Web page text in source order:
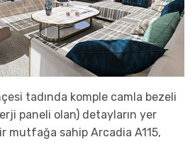
tadında komple camla bezeli
paneli olan) detayların yer
mutfağa sahip Arcadia A115,